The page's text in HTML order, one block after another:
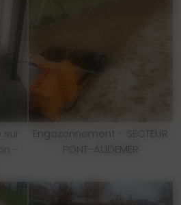
-
Engazonnement - SECTEUR
PONT-AUDEMER